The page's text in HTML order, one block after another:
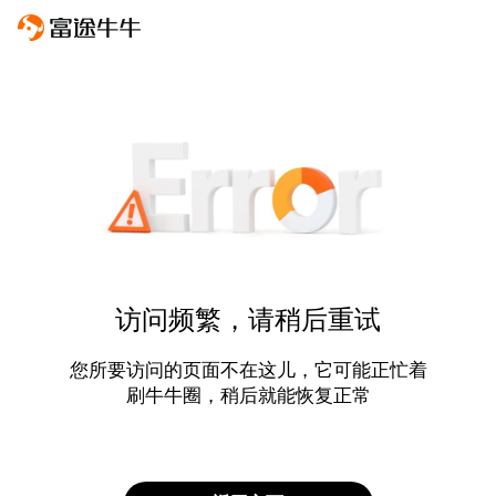
访问频繁，请稍后重试
您所要访问的页面不在这儿，它可能正忙着
刷牛牛圈，稍后就能恢复正常